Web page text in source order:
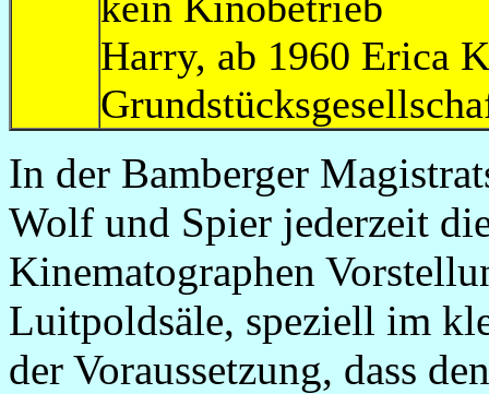
Harry, ab 1960
In der Bamberger
Wolf und Spier jederzeit
Kinematographen
Luitpoldsäle, speziell im
der Voraussetzung, dass